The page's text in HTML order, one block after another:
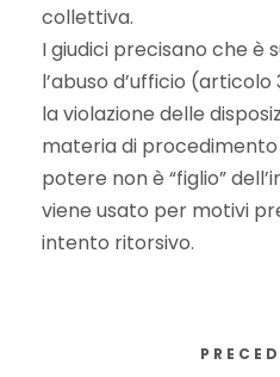
collettiva.
I giudici precisano che è
l’abuso d’ufficio
la violazione delle
materia di procedimento
potere non è “figlio”
viene usato per motivi
intento ritorsivo.